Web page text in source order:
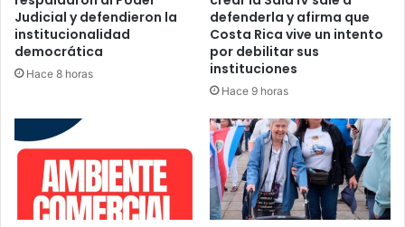
Judicial y defendieron la
institucionalidad
democrática
Hace 8 horas
defenderla y afirma que
Costa Rica vive un intento
por debilitar sus
instituciones
Hace 9 horas